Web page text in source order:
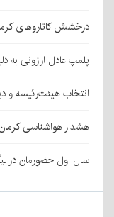
درخشش کاتاروهای
پلمپ عادل ارزونی به
انتخاب هیئت‌رئیسه و
هشدار هواشناسی
سال اول حضورمان در